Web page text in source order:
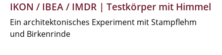
IKON / IBEA / IMDR | Testkörper mit Himmel
Ein architektonisches Experiment mit Stampflehm
und Birkenrinde